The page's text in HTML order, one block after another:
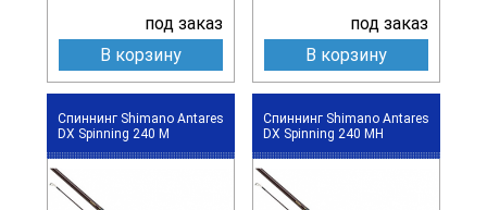
под заказ
В корзину
под заказ
В корзину
Спиннинг Shimano Antares
DX Spinning 240 M
Спиннинг Shimano Antares
DX Spinning 240 MH